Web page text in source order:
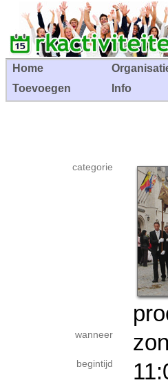
Home
Toevoegen
Info
categorie
wanneer
begintijd